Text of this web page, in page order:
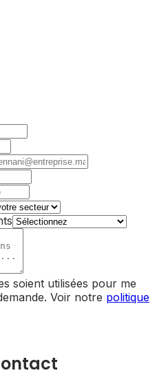
soient utilisées pour me
Voir notre politique